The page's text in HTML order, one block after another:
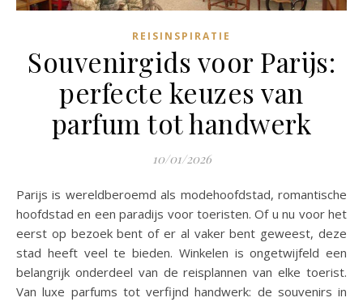
REISINSPIRATIE
Souvenirgids voor Parijs:
perfecte keuzes van
parfum tot handwerk
10/01/2026
Parijs is wereldberoemd als modehoofdstad, romantische
hoofdstad en een paradijs voor toeristen. Of u nu voor het
eerst op bezoek bent of er al vaker bent geweest, deze
stad heeft veel te bieden. Winkelen is ongetwijfeld een
belangrijk onderdeel van de reisplannen van elke toerist.
Van luxe parfums tot verfijnd handwerk: de souvenirs in